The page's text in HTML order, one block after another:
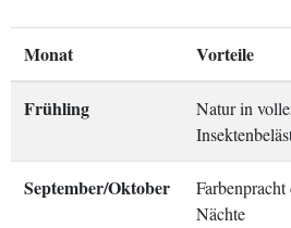
Monat Vorteile
Frühling
Natur in
September/Oktober
Nächte